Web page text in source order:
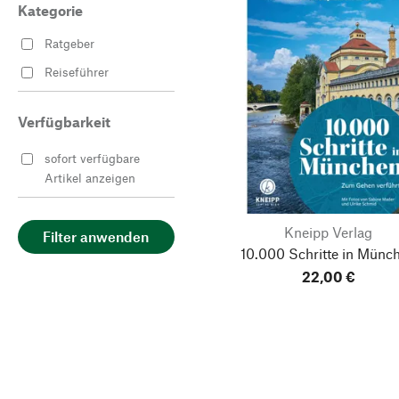
Kategorie
Ratgeber
Reiseführer
Verfügbarkeit
sofort verfügbare
Artikel anzeigen
Filter anwenden
Kneipp Verlag
10.000 Schritte in
22,00 €